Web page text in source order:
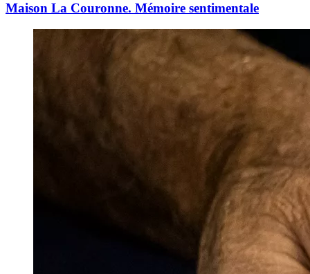
Maison La Couronne. Mémoire sentimentale